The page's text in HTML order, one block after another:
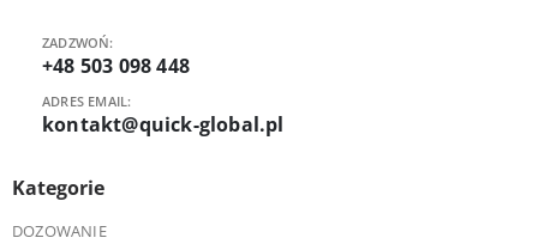
ZADZWOŃ:
+48 503 098 448
ADRES EMAIL:
kontakt@quick-global.pl
Kategorie
DOZOWANIE